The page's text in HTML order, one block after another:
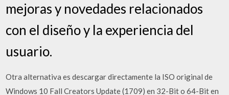
mejoras y novedades relacionados
con el diseño y la experiencia del
usuario.
Otra alternativa es descargar directamente la ISO original de
Windows 10 Fall Creators Update (1709) en 32-Bit o 64-Bit en